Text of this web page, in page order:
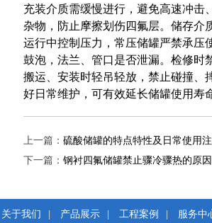
充装介质需缓慢进行，避免高速冲
杂物，防止摩擦划伤四氟层。储存介
运行中控制压力，常压储罐严禁承压
鼓泡，法兰、管口是否泄漏。检修时
搬运、安装时轻吊轻放，禁止碰撞、
好日常维护，可有效延长储罐使用寿命
上一篇： 硫酸储罐的特点特性及日常使用
下一篇： 钢衬四氟储罐禁止骤冷骤热的原因
关于我们 产品展示 工程案例 服务中